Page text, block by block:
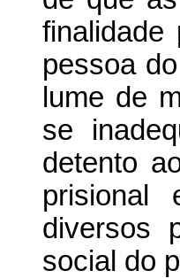
finalidade
pessoa
lume de
se
detento
prisional
diversos
social do